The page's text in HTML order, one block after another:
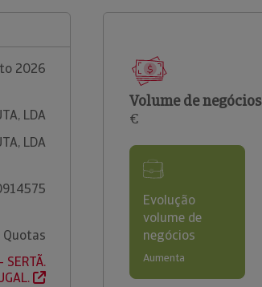
2026
LDA
LDA
Quotas
Volume de negócios
€
Evolução
volume de
negócios
Aumenta